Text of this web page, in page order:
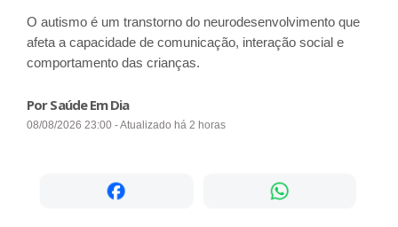
O autismo é um transtorno do neurodesenvolvimento que
afeta a capacidade de comunicação, interação social e
comportamento das crianças.
Por Saúde Em Dia
08/08/2026 23:00 - Atualizado há 2 horas